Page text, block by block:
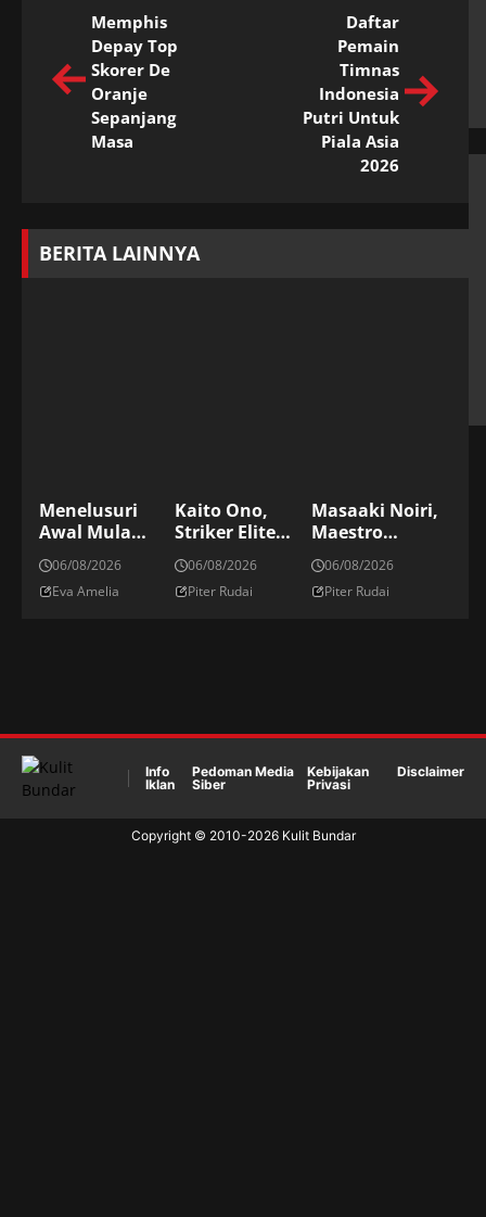
Memphis
Depay Top
Skorer De
Oranje
Sepanjang
Masa
Daftar
Pemain
Timnas
Indonesia
Putri Untuk
Piala Asia
2026
BERITA LAINNYA
Menelusuri
Awal Mula
Tradisi
Menyiram
Sampanye Di
06/08/2026
Eva Amelia
Kaito Ono,
Striker Elite
Jepang Di
Panggung
Dunia
06/08/2026
Piter Rudai
Masaaki Noiri,
Maestro
Kickboxing
Jepang Di ONE
Championship
06/08/2026
Piter Rudai
Info
Iklan
Pedoman Media
Siber
Kebijakan
Privasi
Disclaimer
Copyright © 2010-2026Kulit Bundar